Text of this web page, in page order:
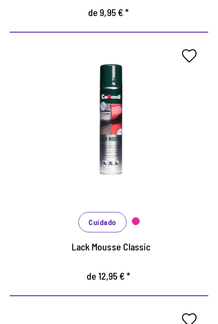
de 9,95 € *
Mousse cremoso de cuidado de
la pintura.
Protege y cuida de todo el cuero de patente suave
Con ingredientes cuidadosamente combinados.
Cuidado
Lack Mousse Classic
de 12,95 € *